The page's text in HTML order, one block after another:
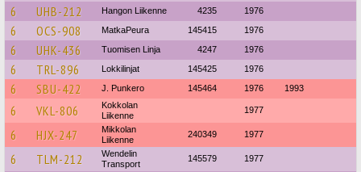
6 UHB-212 Hangon Liikenne 4235 1976
6 OCS-908 MatkaPeura 145415 1976
6 UHK-436 Tuomisen Linja 4247 1976
6 TRL-896 Lokkilinjat 145425 1976
6 SBU-422 J. Punkero 145464 1976 1993
6 VKL-806
Kokkolan
Liikenne
1977
6 HJX-247
Mikkolan
Liikenne
240349 1977
6 TLM-212
Wendelin
Transport
145579 1977